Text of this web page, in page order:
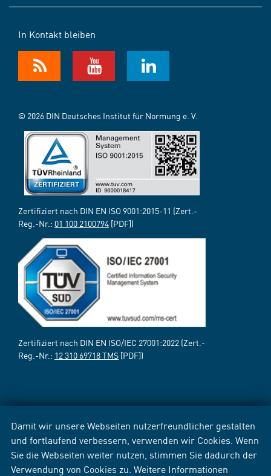
Damit wir unsere Webseiten nutzerfreundlicher gestalten
und fortlaufend verbessern, verwenden wir Cookies. Wenn
Sie die Webseiten weiter nutzen, stimmen Sie dadurch der
Verwendung von Cookies zu. Weitere Informationen
In Kontakt bleiben
© 2026 DIN Deutsches Institut für Normung e. V.
Zertifiziert nach DIN EN ISO 9001:2015-11 (Zert.-
Reg.-Nr.: 01 100 2100794 [PDF])
Zertifiziert nach DIN EN ISO/IEC 27001:2022 (Zert.-
Reg.-Nr.: 12 310 69718 TMS [PDF])